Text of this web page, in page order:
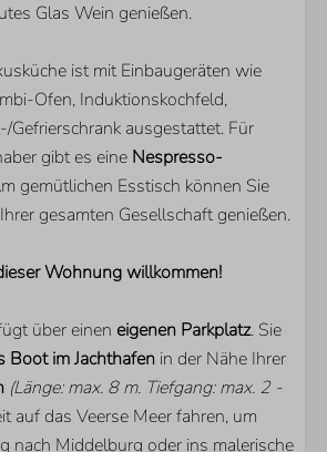
2
Kanäle
Glas Wein genießen.
ist mit Einbaugeräten wie
Ofen, Induktionskochfeld,
Gefrierschrank ausgestattet. Für
gibt es eine Nespresso-
gemütlichen Esstisch können Sie
gesamten Gesellschaft genießen.
Wohnung willkommen!
über einen eigenen Parkplatz. Sie
Boot im Jachthafen in der Nähe Ihrer
(Länge: max. 8 m. Tiefgang: max. 2 -
auf das Veerse Meer fahren, um
nach Middelburg oder ins malerische